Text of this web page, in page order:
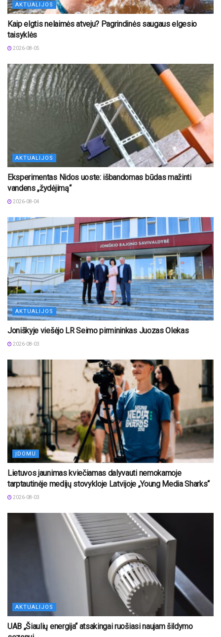
AKTUALIJOS
Kaip elgtis nelaimės atveju? Pagrindinės saugaus elgesio
taisyklės
2026-08-05
AKTUALIJOS
Eksperimentas Nidos uoste: išbandomas būdas mažinti
vandens „žydėjimą“
2026-08-04
AKTUALIJOS
Joniškyje viešėjo LR Seimo pirmininkas Juozas Olekas
2026-08-03
ĮDOMU
Lietuvos jaunimas kviečiamas dalyvauti nemokamoje
tarptautinėje medijų stovykloje Latvijoje „Young Media Sharks“
2026-08-03
AKTUALIJOS
UAB „Šiaulių energija“ atsakingai ruošiasi naujam šildymo